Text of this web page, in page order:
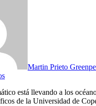
Martin Prieto
de la Universidad de